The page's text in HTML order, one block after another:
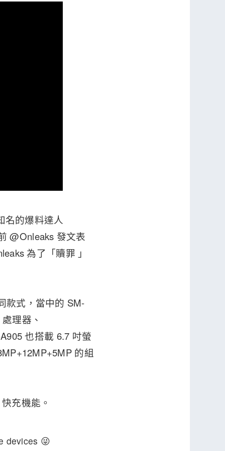
名的爆料達人
@Onleaks 發文表
為了「贖罪 」
款式，當中的 SM-
理器、
也搭載 6.7 吋螢
的組
充機能。
devices 😜